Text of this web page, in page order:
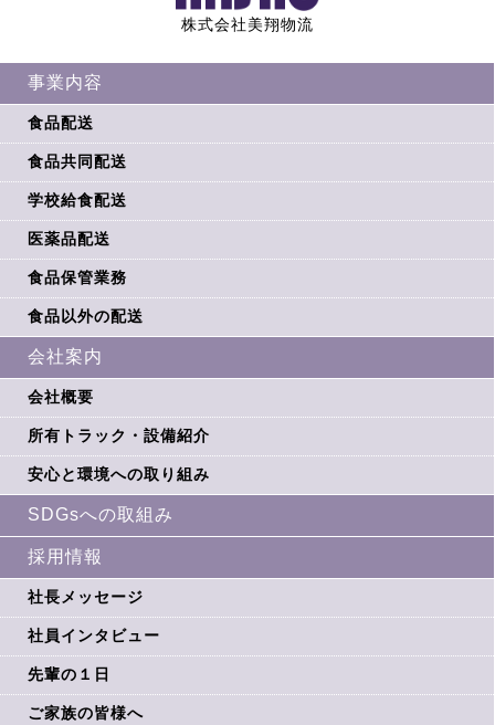
株式会社美翔物流
事業内容
食品配送
食品共同配送
学校給食配送
医薬品配送
食品保管業務
食品以外の配送
会社案内
会社概要
所有トラック・設備紹介
安心と環境への取り組み
SDGsへの取組み
採用情報
社長メッセージ
社員インタビュー
先輩の１日
ご家族の皆様へ